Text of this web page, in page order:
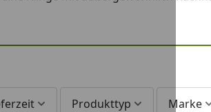
Produkttyp Marke